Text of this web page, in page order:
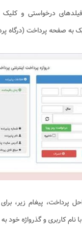
درخواستی و کلیک
به صفحه پرداخت (درگاه
پرداخت، پیغام زیر،
نام کاربری و گذرواژه خود به